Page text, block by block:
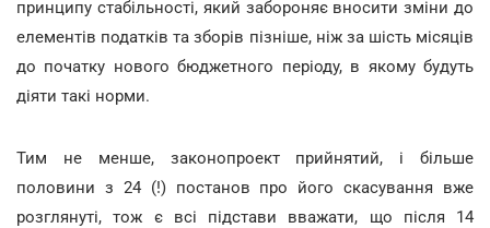
принципу стабільності, який забороняє вносити зміни до
елементів податків та зборів пізніше, ніж за шість місяців
до початку нового бюджетного періоду, в якому будуть
діяти такі норми.
Тим не менше, законопроект прийнятий, і більше
половини з 24 (!) постанов про його скасування вже
розглянуті, тож є всі підстави вважати, що після 14